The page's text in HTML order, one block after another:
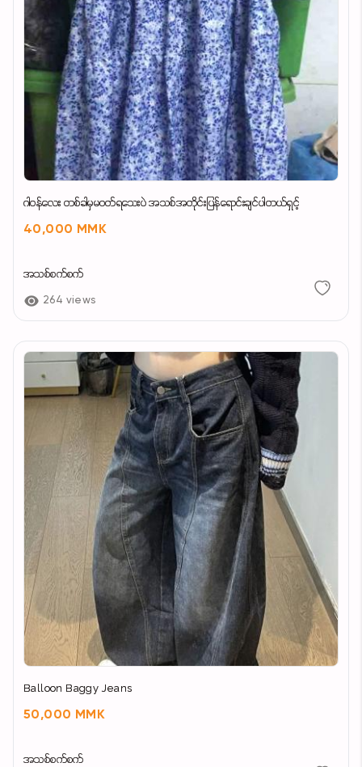
ဂါဝန်လေး တစ်ခါမှမဝတ်ရသေးပဲ အသစ်အတိုင်းပြန်ရောင်းချင်ပါတယ်ရှင့်
40,000 MMK
အသစ်စက်စက်
264 views
Balloon Baggy Jeans
50,000 MMK
အသစ်စက်စက်